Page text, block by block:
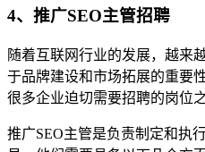
4、推广SEO主管招聘
随着互联网行业的发展，越来
于品牌建设和市场拓展的重要
很多企业迫切需要招聘的岗位之
推广SEO主管是负责制定和执